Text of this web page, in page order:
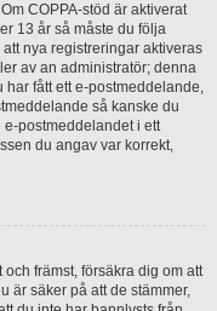
COPPA-stöd är aktiverat
13 år så måste du följa
nya registreringar aktiveras
av an administratör; denna
fått ett e-postmeddelande,
så kanske du
postmeddelandet i ett
du angav var korrekt,
främst, försäkra dig om att
är säker på att de stämmer,